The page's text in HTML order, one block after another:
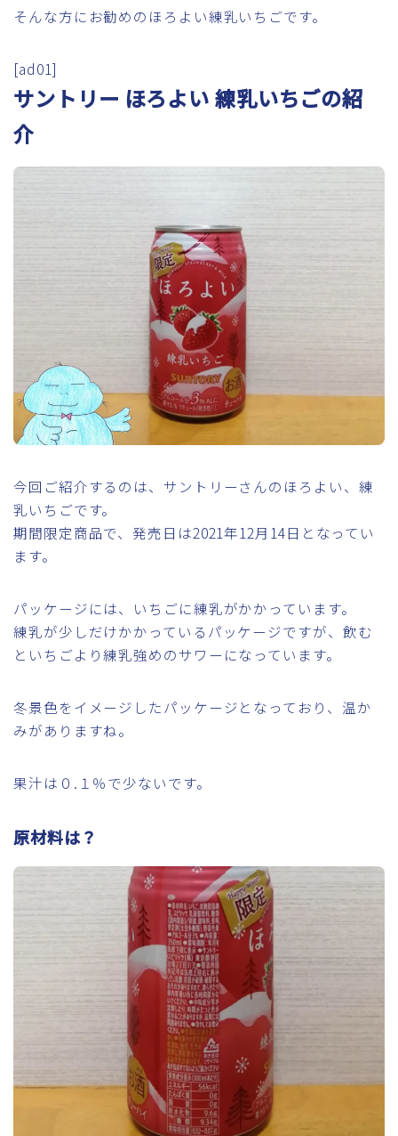
そんな方にお勧めのほろよい練乳いちごです。
[ad01]
サントリー ほろよい 練乳いちごの紹
介
今回ご紹介するのは、サントリーさんのほろよい、練
乳いちごです。
期間限定商品で、発売日は2021年12月14日となってい
ます。
パッケージには、いちごに練乳がかかっています。
練乳が少しだけかかっているパッケージですが、飲む
といちごより練乳強めのサワーになっています。
冬景色をイメージしたパッケージとなっており、温か
みがありますね。
果汁は０.１％で少ないです。
原材料は？